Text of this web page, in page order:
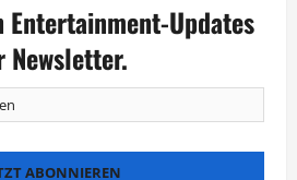
Entertainment-Updates